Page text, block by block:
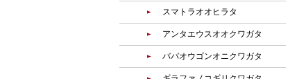
スマトラオオヒラタ
アンタエウスオオクワガタ
ババオウゴンオニクワガタ